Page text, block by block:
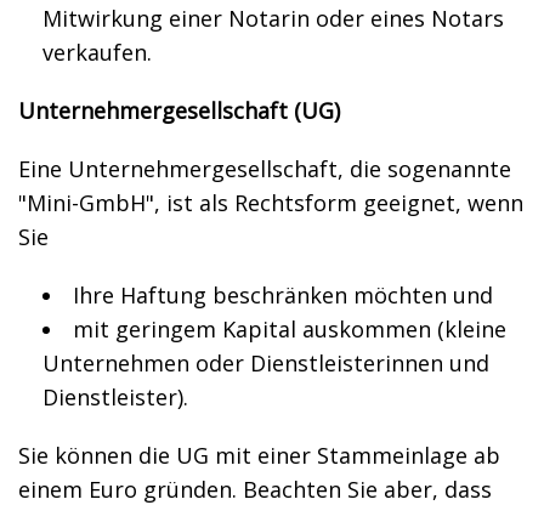
Mitwirkung einer Notarin oder eines Notars
verkaufen.
Unternehmergesellschaft (UG)
Eine Unternehmergesellschaft, die sogenannte
"Mini-GmbH", ist als Rechtsform geeignet, wenn
Sie
Ihre Haftung beschränken möchten und
mit geringem Kapital auskommen (kleine
Unternehmen oder Dienstleisterinnen und
Dienstleister).
Sie können die UG mit einer Stammeinlage ab
einem Euro gründen. Beachten Sie aber, dass